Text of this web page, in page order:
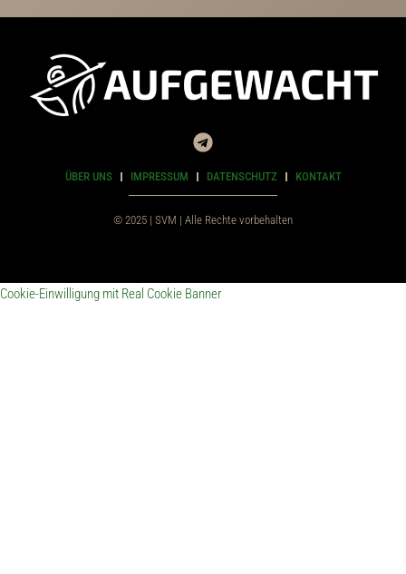
ÜBER UNS IMPRESSUM DATENSCHUTZ KONTAKT
© 2025 | SVM | Alle Rechte vorbehalten
Cookie-Einwilligung mit Real Cookie Banner